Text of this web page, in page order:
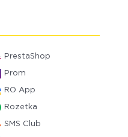
PrestaShop
Prom
RO App
Rozetka
SMS Club